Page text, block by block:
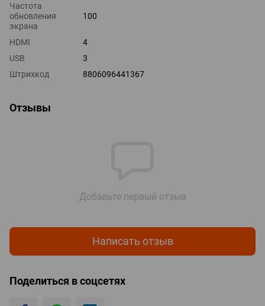
Частота
обновления
экрана
100
HDMI
4
USB
3
Штрихкод
8806096441367
Отзывы
Добавьте первый отзыв
Написать отзыв
Поделиться в соцсетях